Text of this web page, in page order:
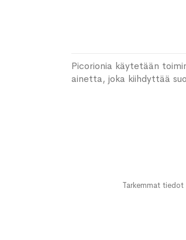
Picorionia käytetään
ainetta, joka kiihdyttää
Tarkemmat